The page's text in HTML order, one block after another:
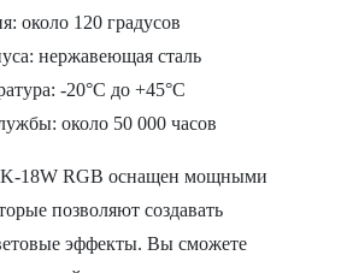
около 120 градусов
нержавеющая сталь
-20°C до +45°C
около 50 000 часов
18W RGB оснащен мощными
позволяют создавать
эффекты. Вы сможете